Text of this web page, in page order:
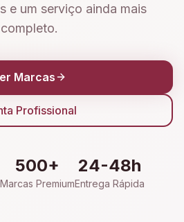
e um serviço ainda mais
completo.
Marcas
Profissional
500+
Marcas Premium
24-48h
Entrega Rápida